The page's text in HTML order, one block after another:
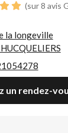
(sur 8 avis
la longeville
un rendez-